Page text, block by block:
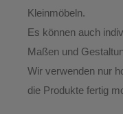
Kleinmöbeln.
Es können auch
Maßen und
Wir verwenden nur
die Produkte fertig